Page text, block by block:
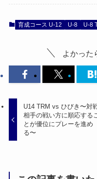
育成コース U-12 U-8 U-8
よかった
U14 TRM vs ひびき〜対
相手の戦い方に順応する
とが優位にプレーを進め
る〜